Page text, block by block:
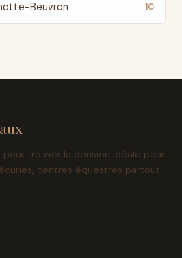
Beuvron 10
pour trouver la pension idéale pour
centres équestres partout